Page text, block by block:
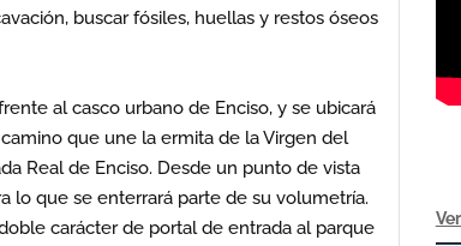
buscar fósiles, huellas y restos óseos
al casco urbano de Enciso, y se ubicará
que une la ermita de la Virgen del
Real de Enciso. Desde un punto de vista
lo que se enterrará parte de su volumetría.
carácter de portal de entrada al parque